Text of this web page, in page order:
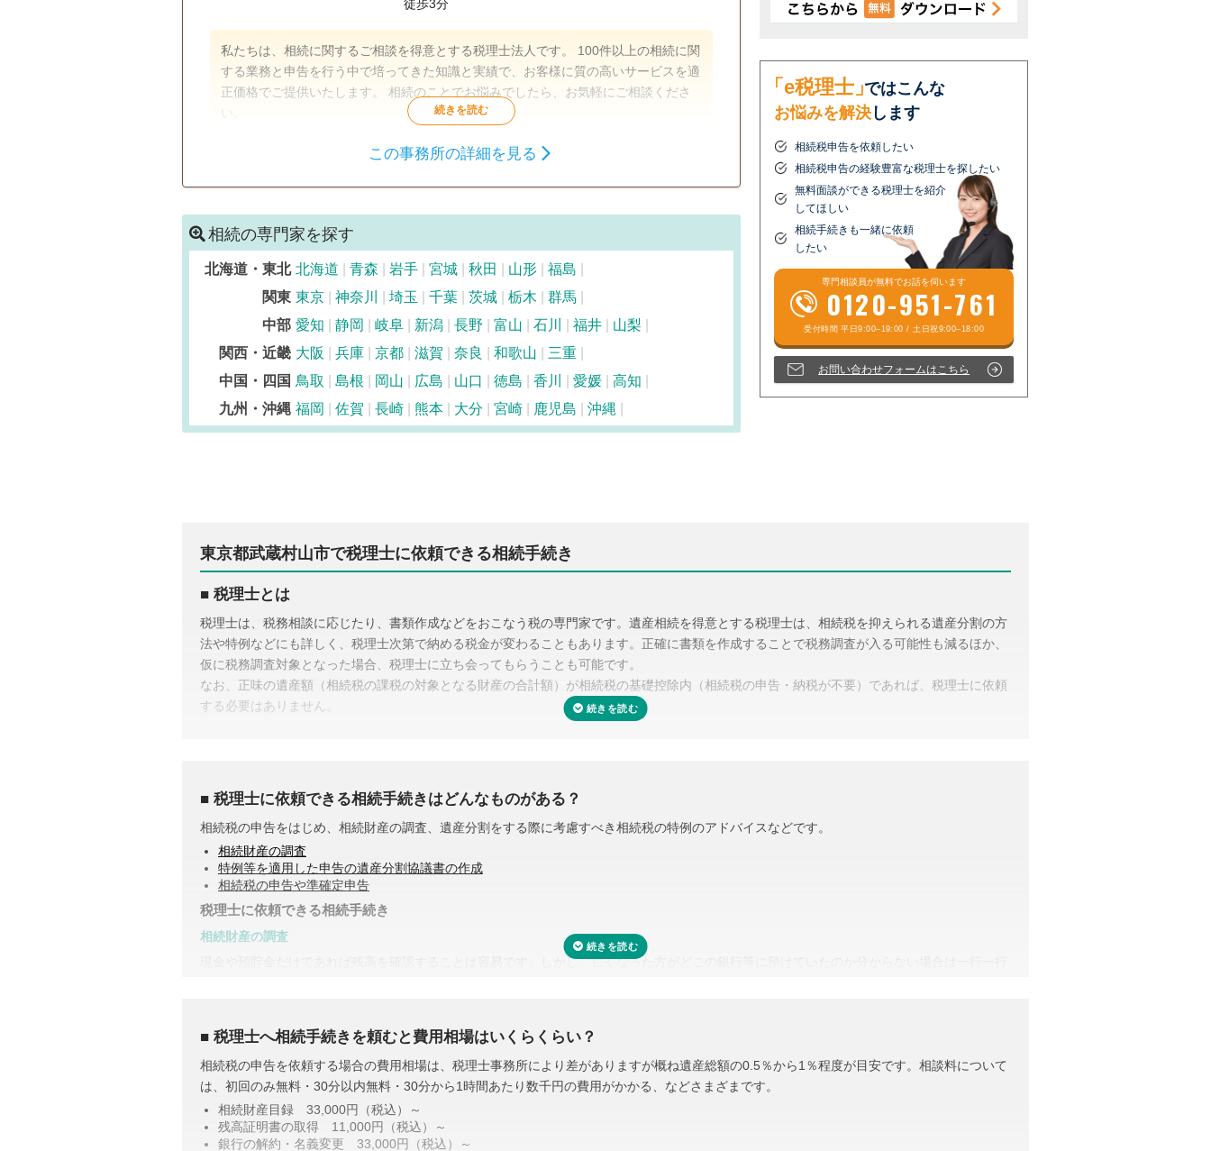
徒歩3分
私たちは、相続に関するご相談を得意とする税理士法人です。 100件以上の相続に関
する業務と申告を行う中で培ってきた知識と実績で、お客様に質の高いサービスを適
正価格でご提供いたします。 相続のことでお悩みでしたら、お気軽にご相談くださ
い。
遺産分割 生前贈与 相続財産調査
電話相談可 訪問可
オンライン面談可 事務所面談可
この事務所の詳細を見る
相続の専門家を探す
北海道・東北 北海道 青森 岩手 宮城 秋田 山形
福島
関東 東京 神奈川 埼玉 千葉 茨城 栃木
群馬
中部 愛知 静岡 岐阜 新潟 長野 富山 石川 福井
山梨
関西・近畿 大阪 兵庫 京都 滋賀 奈良 和歌山
三重
中国・四国 鳥取 島根 岡山 広島 山口 徳島 香川 愛媛
高知
九州・沖縄 福岡 佐賀 長崎 熊本 大分 宮崎 鹿児島 沖縄
「e税理士」ではこんな
お悩みを解決 します
相続税申告を依頼したい
相続税申告の経験豊富な税理士を探したい
無料面談ができる税理士を紹介
してほしい
相続手続きも一緒に依頼
したい
専門相談員が無料でお話を伺います
0120-951-761
お問い合わせフォームはこちら
東京都武蔵村山市で税理士に依頼できる相続手続き
税理士とは
税理士は、税務相談に応じたり、書類作成などをおこなう税の専門家です。遺産相続を得意とする税理士は、相続税を抑えられる遺産分割の方
法や特例などにも詳しく、税理士次第で納める税金が変わることもあります。正確に書類を作成することで税務調査が入る可能性も減るほか、
仮に税務調査対象となった場合、税理士に立ち会ってもらうことも可能です。
なお、正味の遺産額（相続税の課税の対象となる財産の合計額）が相続税の基礎控除内（相続税の申告・納税が不要）であれば、税理士に依頼
する必要はありません。
税理士に依頼できる相続手続きはどんなものがある？
相続税の申告をはじめ、相続財産の調査、遺産分割をする際に考慮すべき相続税の特例のアドバイスなどです。
相続財産の調査
特例等を適用した申告の遺産分割協議書の作成
相続税の申告や準確定申告
税理士に依頼できる相続手続き
相続財産の調査
現金や預貯金だけであれば残高を確認することは容易です。しかし、亡くなった方がどこの銀行等に預けていたのか分からない場合は一行一行
とで合わせて収集・管理が可能になり、取り直しや多く取りすぎなどの手間・無駄が省けます。
相続税には税額を抑えられる特例が多く用意されています。
例えば、配偶者が取得した正味の遺産額は、1億6,000万円と配偶者の法定相続分相当額を比較してどちらか大きい金額までは相続税がかからな
い制度があります。また、二次相続と言われる近い将来の相続を見据えて遺産分割をするという方法もあります。相続に強い税理士であれば、
こうした特例を活用した申告のための遺産分割協議書を作成できます。
税理士へ相続手続きを頼むと費用相場はいくらくらい？
相続税の申告を依頼する場合の費用相場は、税理士事務所により差がありますが概ね遺産総額の0.5％から1％程度が目安です。相談料について
は、初回のみ無料・30分以内無料・30分から1時間あたり数千円の費用がかかる、などさまざまです。
相続財産目録 33,000円（税込）～
残高証明書の取得 11,000円（税込）～
銀行の解約・名義変更 33,000円（税込）～